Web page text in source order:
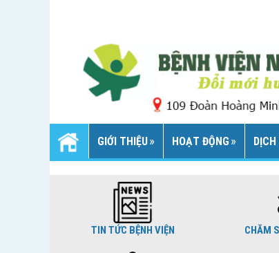
GIỚI THIỆU HOẠT ĐỘNG DỊCH
TIN TỨC BỆNH VIỆN CHĂM